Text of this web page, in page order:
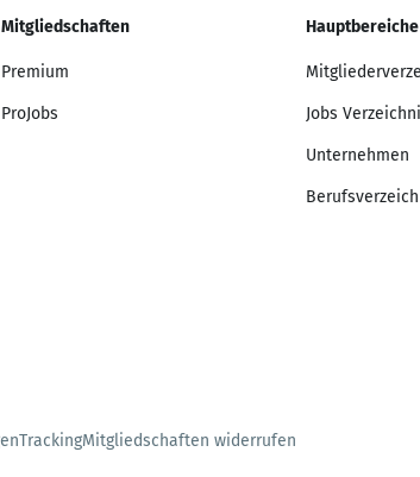
Mitgliedschaften
Premium
ProJobs
Hauptbereiche
Jobs
Unternehmen
TrackingMitgliedschaften widerrufen